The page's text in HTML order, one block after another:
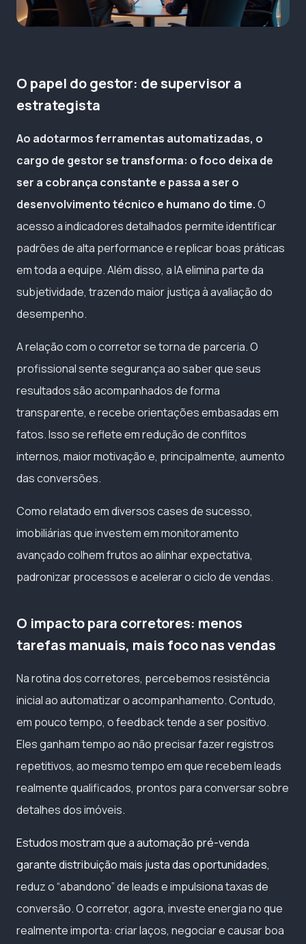
O papel do gestor: de supervisor a
estrategista
Ao adotarmos ferramentas automatizadas, o
cargo de gestor se transforma: o foco deixa de
ser a cobrança constante e passa a ser o
desenvolvimento técnico e humano do time.O
acesso a indicadores detalhados permite identificar
padrões de alta performance e replicar boas práticas
em toda a equipe. Além disso, a IA elimina parte da
subjetividade, trazendo maior justiça à avaliação do
desempenho.
A relação com o corretor se torna de parceria. O
profissional sente segurança ao saber que seus
resultados são acompanhados de forma
transparente, e recebe orientações embasadas em
fatos. Isso se reflete em redução de conflitos
internos, maior motivação e, principalmente, aumento
das conversões.
Como relatado em diversos cases de sucesso,
imobiliárias que investem em monitoramento
avançado colhem frutos ao alinhar expectativa,
padronizar processos e acelerar o ciclo de vendas.
O impacto para corretores: menos
tarefas manuais, mais foco nas vendas
Na rotina dos corretores, percebemos resistência
inicial ao automatizar o acompanhamento. Contudo,
em pouco tempo, o feedback tende a ser positivo.
Eles ganham tempo ao não precisar fazer registros
repetitivos, ao mesmo tempo em que recebem leads
realmente qualificados, prontos para conversar sobre
detalhes dos imóveis.
Estudos mostram que a automação pré-venda
garante distribuição mais justa das oportunidades,
reduz o “abandono” de leads e impulsiona taxas de
conversão. O corretor, agora, investe energia no que
realmente importa: criar laços, negociar e causar boa